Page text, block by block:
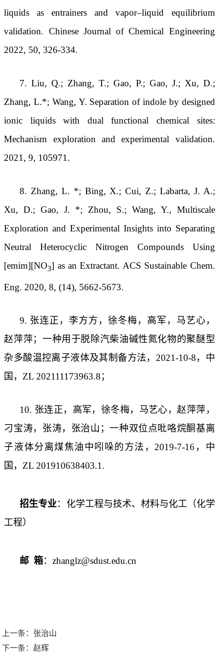
liquids as entrainers and vapor–liquid equilibrium
validation. Chinese Journal of Chemical Engineering
2022, 50, 326-334.
7. Liu, Q.; Zhang, T.; Gao, P.; Gao, J.; Xu, D.;
Zhang, L.*; Wang, Y. Separation of indole by designed
ionic liquids with dual functional chemical sites:
Mechanism exploration and experimental validation.
2021, 9, 105971.
8. Zhang, L. *; Bing, X.; Cui, Z.; Labarta, J. A.;
Xu, D.; Gao, J. *; Zhou, S.; Wang, Y., Multiscale
Exploration and Experimental Insights into Separating
Neutral Heterocyclic Nitrogen Compounds Using
[emim][NO3] as an Extractant. ACS Sustainable Chem.
Eng. 2020, 8, (14), 5662-5673.
9. 张连正，李方方，徐冬梅，高军，马艺心，
赵萍萍；一种用于脱除汽柴油碱性氮化物的聚醚型
杂多酸温控离子液体及其制备方法， 2021-10-8，中
国， ZL 202111173963.8；
10. 张连正，高军，徐冬梅，马艺心，赵萍萍，
刁宝涛，张涛，张治山；一种双位点吡咯烷酮基离
子液体分离煤焦油中吲哚的方法，2019-7-16 ，中
国， ZL 201910638403.1.
招生专业： 化学工程与技术、材料与化工（化学
工程）
邮 箱：zhanglz@sdust.edu.cn
上一条： 张治山
下一条：赵辉